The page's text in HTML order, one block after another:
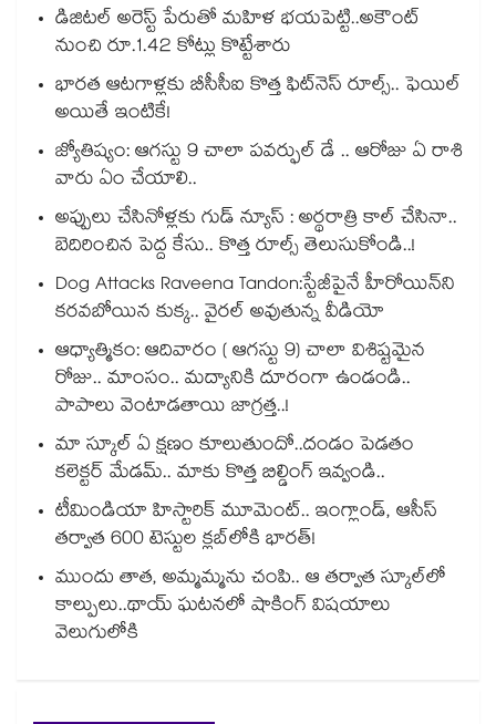
డిజిటల్ అరెస్ట్ పేరుతో మహిళ భయపెట్టి..అకౌంట్
నుంచి రూ.1.42 కోట్లు కొట్టేశారు
భారత ఆటగాళ్లకు బీసీసీఐ కొత్త ఫిట్‌నెస్ రూల్స్.. ఫెయిల్
అయితే ఇంటికే!
జ్యోతిష్యం: ఆగస్టు 9 చాలా పవర్ఫుల్ డే .. ఆరోజు ఏ రాశి
వారు ఏం చేయాలి..
అప్పులు చేసినోళ్లకు గుడ్ న్యూస్ : అర్థరాత్రి కాల్ చేసినా..
బెదిరించిన పెద్ద కేసు.. కొత్త రూల్స్ తెలుసుకోండి..!
Dog Attacks Raveena Tandon:స్టేజీపైనే హీరోయిన్⁬ని
కరవబోయిన కుక్క.. వైరల్ అవుతున్న వీడియో
ఆధ్యాత్మికం: ఆదివారం ( ఆగస్టు 9) చాలా విశిష్టమైన
రోజు.. మాంసం.. మద్యానికి దూరంగా ఉండండి..
పాపాలు వెంటాడతాయి జాగ్రత్త..!
మా స్కూల్ ఏ క్షణం కూలుతుందో..దండం పెడతం
కలెక్టర్ మేడమ్.. మాకు కొత్త బిల్డింగ్ ఇవ్వండి..
టీమిండియా హిస్టారిక్ మూమెంట్.. ఇంగ్లాండ్, ఆసీస్
తర్వాత 600 టెస్టుల క్లబ్‌లోకి భారత్!
ముందు తాత, అమ్మమ్మను చంపి.. ఆ తర్వాత స్కూల్‌లో
కాల్పులు..థాయ్ ఘటనలో షాకింగ్ విషయాలు
వెలుగులోకి